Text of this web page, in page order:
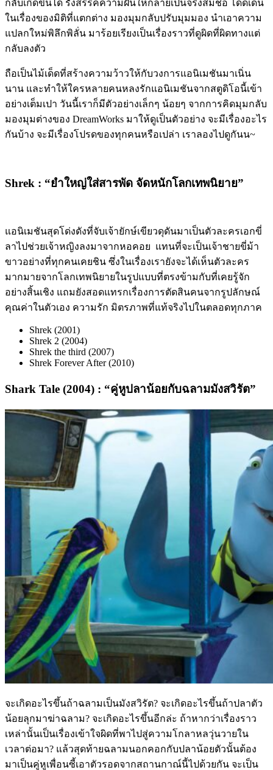
กลับเกิดขึ้นได้ รังสรรค์ความฝันให้กลายเป็นจริงสมชื่อ โดดเด่น
ในเรื่องของมิติที่แตกต่าง มองมุมกลับปรับมุมมอง นำเอาความ
แปลกใหม่พิลึกพิลั่น มาร้อยเรียงเป็นเรื่องราวที่ดูผิดที่ผิดทางแต่
กลับลงตัว
ถือเป็นไม้เด็ดที่สร้างความว้าวให้กับวงการแอนิเมชันมาเนิ่น
นาน และทำให้ใครหลายคนหลงรักแอนิเมชันจากสตูดิโอนี้เข้า
อย่างเต็มเปา วันนี้เราก็มีตัวอย่างเล็กๆ น้อยๆ จากการคิดมุมกลับ
มองมุมต่างของ DreamWorks มาให้ดูเป็นตัวอย่าง จะมีเรื่องอะไร
กันบ้าง จะมีเรื่องโปรดของทุกคนหรือเปล่า เราลองไปดูกันน~
Shrek : “ยำใหญ่ใส่สารพัด จัดหนักโลกเทพนิยาย”
แอนิเมชันสุดโด่งดังที่จับเจ้ายักษ์เขียวดุดันมาเป็นตัวละครเอกขี่
ลาไปช่วยเจ้าหญิงลงมาจากหอคอย แทนที่จะเป็นเจ้าชายขี่ม้า
ขาวอย่างที่ทุกคนเคยชิน ซึ่งในเรื่องเรายังจะได้เห็นตัวละคร
มากมายจากโลกเทพนิยายในรูปแบบที่ตรงข้ามกับที่เคยรู้จัก
อย่างสิ้นเชิง แถมยังสอดแทรกเรื่องการตัดสินคนจากรูปลักษณ์
คุณค่าในตัวเอง ความรัก มิตรภาพที่แท้จริงไปในตลอดทุกภาค
Shrek (2001)
Shrek 2 (2004)
Shrek the third (2007)
Shrek Forever After (2010)
Shark Tale (2004) : “คู่หูปลาน้อยกับฉลามมังสวิรัต”
จะเกิดอะไรขึ้นถ้าฉลามเป็นมังสวิรัต? จะเกิดอะไรขึ้นถ้าปลาตัว
น้อยลุกมาฆ่าฉลาม? จะเกิดอะไรขึ้นอีกล่ะ ถ้าหากว่าเรื่องราว
เหล่านั้นเป็นเรื่องเข้าใจผิดที่พาไปสู่ความโกลาหลวุ่นวายใน
เวลาต่อมา? แล้วสุดท้ายฉลามนอกคอกกับปลาน้อยตัวนั้นต้อง
มาเป็นคู่หูเพื่อนซี้เอาตัวรอดจากสถานกาณ์นี้ไปด้วยกัน จะเป็น